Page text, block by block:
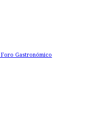
Gastronómico